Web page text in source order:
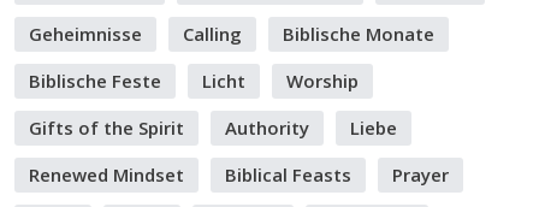
Geheimnisse
Calling
Biblische Monate
Biblische Feste
Licht
Worship
Gifts of the Spirit
Authority
Liebe
Renewed Mindset
Biblical Feasts
Prayer